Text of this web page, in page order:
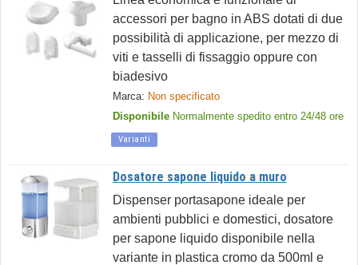
accessori per bagno in ABS dotati di due
possibilità di applicazione, per mezzo di
viti e tasselli di fissaggio oppure con
biadesivo
Marca: Non specificato
Disponibile Normalmente spedito entro 24/48 ore
Varianti
Dosatore sapone liquido a muro
Dispenser portasapone ideale per
ambienti pubblici e domestici, dosatore
per sapone liquido disponibile nella
variante in plastica cromo da 500ml e